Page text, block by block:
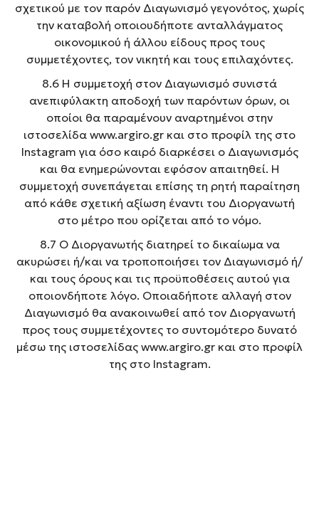
σχετικού με τον παρόν Διαγωνισμό γεγονότος, χωρίς
την καταβολή οποιουδήποτε ανταλλάγματος
οικονομικού ή άλλου είδους προς τους
συμμετέχοντες, τον νικητή και τους επιλαχόντες.
8.6 Η συμμετοχή στον Διαγωνισμό συνιστά
ανεπιφύλακτη αποδοχή των παρόντων όρων, οι
οποίοι θα παραμένουν αναρτημένοι στην
ιστοσελίδα www.argiro.gr και στο προφίλ της στο
Instagram για όσο καιρό διαρκέσει ο Διαγωνισμός
και θα ενημερώνονται εφόσον απαιτηθεί. Η
συμμετοχή συνεπάγεται επίσης τη ρητή παραίτηση
από κάθε σχετική αξίωση έναντι του Διοργανωτή
στο μέτρο που ορίζεται από το νόμο.
8.7 Ο Διοργανωτής διατηρεί το δικαίωμα να
ακυρώσει ή/και να τροποποιήσει τον Διαγωνισμό ή/
και τους όρους και τις προϋποθέσεις αυτού για
οποιονδήποτε λόγο. Οποιαδήποτε αλλαγή στον
Διαγωνισμό θα ανακοινωθεί από τον Διοργανωτή
προς τους συμμετέχοντες το συντομότερο δυνατό
μέσω της ιστοσελίδας www.argiro.gr και στο προφίλ
της στο Instagram.